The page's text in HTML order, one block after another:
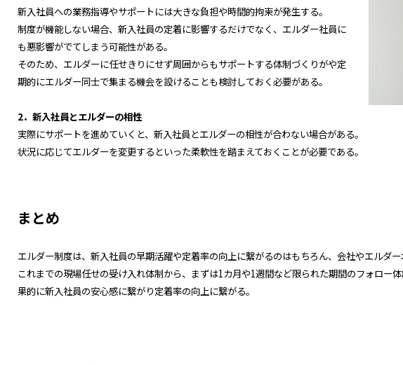
新入社員への業務指導やサポートには大きな負担や時間的拘束が発生する。
制度が機能しない場合、新入社員の定着に影響するだけでなく、エルダー社員に
も悪影響がでてしまう可能性がある。
そのため、エルダーに任せきりにせず周囲からもサポートする体制づくりがや定
期的にエルダー同士で集まる機会を設けることも検討しておく必要がある。
2．新入社員とエルダーの相性
実際にサポートを進めていくと、新入社員とエルダーの相性が合わない場合がある。
状況に応じてエルダーを変更するといった柔軟性を踏まえておくことが必要である。
まとめ
エルダー制度は、新入社員の早期活躍や定着率の向上に繋がるのはもちろん、会社やエルダー
これまでの現場任せの受け入れ体制から、まずは1カ月や1週間など限られた期間のフォロー
果的に新入社員の安心感に繋がり定着率の向上に繋がる。